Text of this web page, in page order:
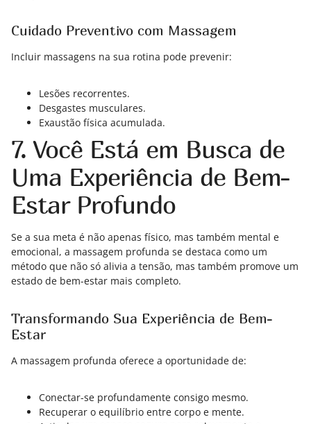
Cuidado Preventivo com Massagem
Incluir massagens na sua rotina pode prevenir:
Lesões recorrentes.
Desgastes musculares.
Exaustão física acumulada.
7. Você Está em Busca de
Uma Experiência de Bem-
Estar Profundo
Se a sua meta é não apenas físico, mas também mental e
emocional, a massagem profunda se destaca como um
método que não só alivia a tensão, mas também promove um
estado de bem-estar mais completo.
Transformando Sua Experiência de Bem-
Estar
A massagem profunda oferece a oportunidade de:
Conectar-se profundamente consigo mesmo.
Recuperar o equilíbrio entre corpo e mente.